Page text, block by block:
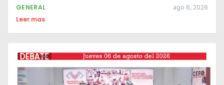
GENERAL ago 6, 2026
Leer mas